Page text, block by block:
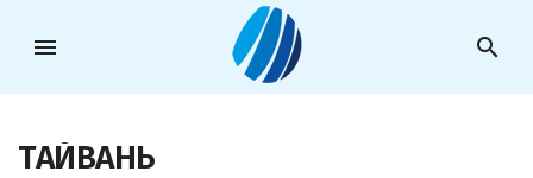
menu search
ТАЙВАНЬ